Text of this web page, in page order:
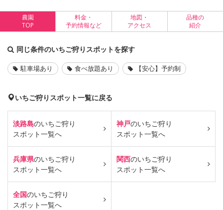
農園
TOP
料金・
予約情報など
地図・
アクセス
品種の
紹介
同じ条件のいちご狩りスポットを探す
駐車場あり 食べ放題あり 【安心】予約制
いちご狩りスポット一覧に戻る
淡路島のいちご狩り
スポット一覧へ
神戸のいちご狩り
スポット一覧へ
兵庫県のいちご狩り
スポット一覧へ
関西のいちご狩り
スポット一覧へ
全国のいちご狩り
スポット一覧へ